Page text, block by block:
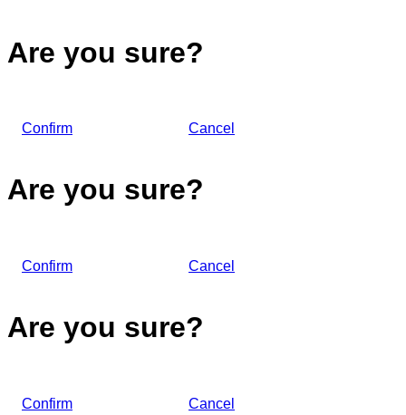
Are you sure?
Confirm Cancel
Are you sure?
Confirm Cancel
Are you sure?
Confirm Cancel